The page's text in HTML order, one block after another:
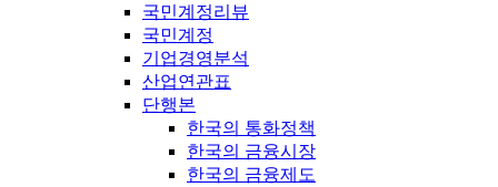
국민계정리뷰
국민계정
기업경영분석
산업연관표
단행본
한국의 통화정책
한국의 금융시장
한국의 금융제도